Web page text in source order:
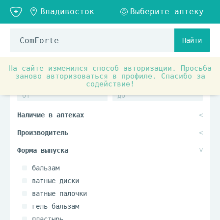
Найти
На сайте изменился способ авторизации. Просьба
заново авторизоваться в профиле. Спасибо за
содействие!
бальзам
ватные диски
ватные палочки
гель-бальзам